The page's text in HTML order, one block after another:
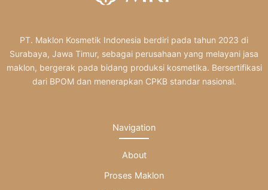
PT. Maklon Kosmetik Indonesia berdiri pada tahun 2023 di
Surabaya, Jawa Timur, sebagai perusahaan yang melayani jasa
maklon, bergerak pada bidang produksi kosmetika. Bersertifikasi
dari BPOM dan menerapkan CPKB standar nasional.
Navigation
About
Proses Maklon